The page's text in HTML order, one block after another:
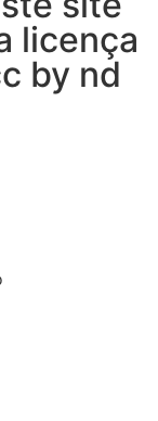
licença
by nd